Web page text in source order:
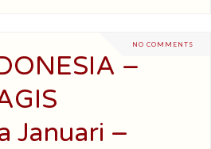
NO COMMENTS
–
Januari –